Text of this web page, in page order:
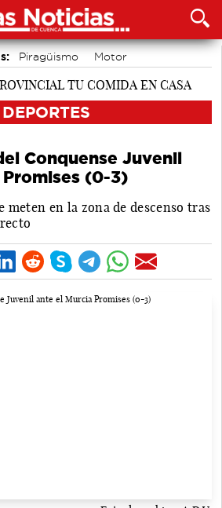
Piragüismo
Motor
DEPORTES
Conquense Juvenil
(0-3)
meten en la zona de descenso tras